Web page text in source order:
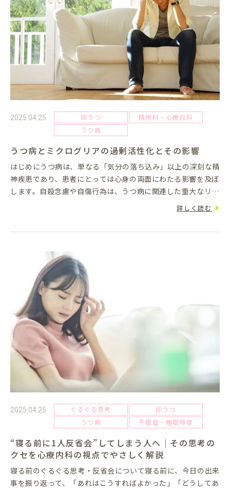
2025.04.25 抑うつ
精神科・心療内科
うつ病
うつ病とミクログリアの過剰活性化とその影響
はじめにうつ病は、単なる「気分の落ち込み」以上の深刻な精
神疾患であり、患者にとっては心身の両面にわたる影響を及ぼ
します。自殺念慮や自傷行為は、うつ病に関連した重大なリス
ク要因として、世界中で数多くの命が失われている現実を映し
詳しく読む
2025.04.25 ぐるぐる思考
抑うつ
うつ病
不眠症・睡眠障害
“寝る前に1人反省会”してしまう人へ｜その思考の
クセを心療内科の視点でやさしく解説
寝る前のぐるぐる思考・反省会について寝る前に、今日の出来
事を振り返って、「あれはこうすればよかった」「どうしてあ